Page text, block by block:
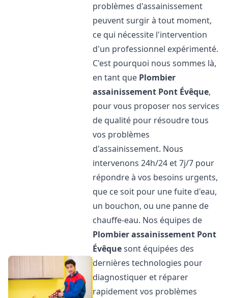
problèmes d'assainissement
peuvent surgir à tout moment,
ce qui nécessite l'intervention
d'un professionnel expérimenté.
C'est pourquoi nous sommes là,
en tant que Plombier
assainissement Pont Évêque,
pour vous proposer nos services
de qualité pour résoudre tous
vos problèmes
d'assainissement. Nous
intervenons 24h/24 et 7j/7 pour
répondre à vos besoins urgents,
que ce soit pour une fuite d'eau,
un bouchon, ou une panne de
chauffe-eau. Nos équipes de
Plombier assainissement Pont
Évêquesont équipées des
dernières technologies pour
diagnostiquer et réparer
rapidement vos problèmes